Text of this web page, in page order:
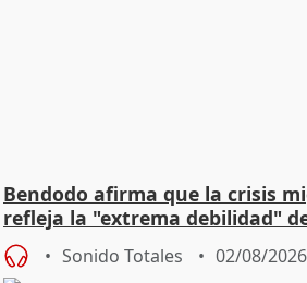
Bendodo afirma que la crisis
refleja la "extrema debilidad"
Sonido Totales 02/08/2026